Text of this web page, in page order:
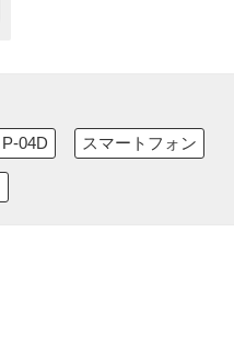
P-04D スマートフォン